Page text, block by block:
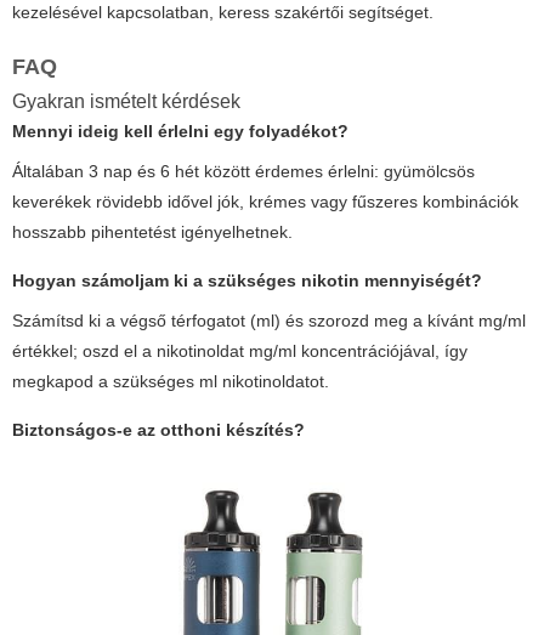
kezelésével kapcsolatban, keress szakértői segítséget.
FAQ
Gyakran ismételt kérdések
Mennyi ideig kell érlelni egy folyadékot?
Általában 3 nap és 6 hét között érdemes érlelni: gyümölcsös
keverékek rövidebb idővel jók, krémes vagy fűszeres kombinációk
hosszabb pihentetést igényelhetnek.
Hogyan számoljam ki a szükséges nikotin mennyiségét?
Számítsd ki a végső térfogatot (ml) és szorozd meg a kívánt mg/ml
értékkel; oszd el a nikotinoldat mg/ml koncentrációjával, így
megkapod a szükséges ml nikotinoldatot.
Biztonságos-e az otthoni készítés?